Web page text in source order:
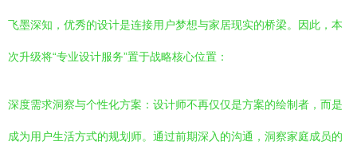
飞墨深知，优秀的设计是连接用户梦想与家居现实的桥梁。因此，本
次升级将“专业设计服务”置于战略核心位置：
深度需求洞察与个性化方案：设计师不再仅仅是方案的绘制者，而是
成为用户生活方式的规划师。通过前期深入的沟通，洞察家庭成员的